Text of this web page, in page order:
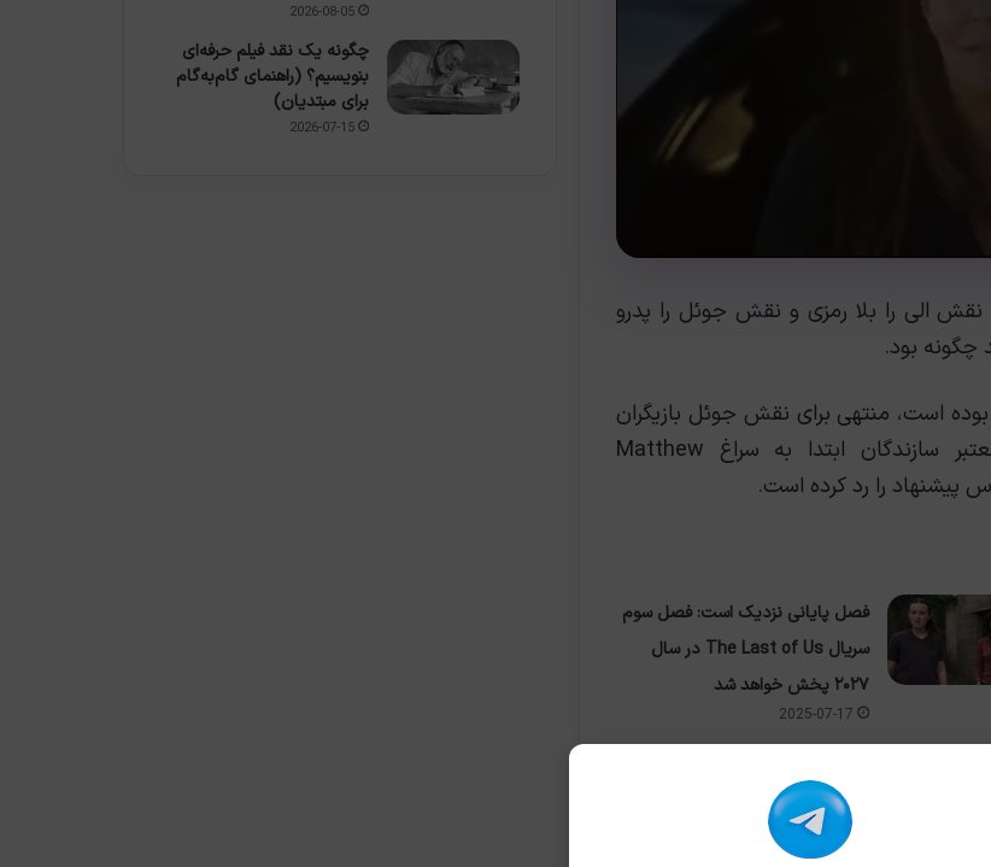
الی را بلا رمزی و نقش جوئل را پدرو
چگونه بود.
است، منتهی برای نقش جوئل بازیگران
دیگری را در نظر داشتند. به نقل از یک منبع معتبر سازندگان ابتدا به سراغ Matthew
فصل پایانی نزدیک است: فصل سوم
سریال The Last of Us در سال
۲۰۲۷ پخش خواهد شد
2025-07-17
2026-08-05
چگونه یک نقد فیلم حرفه‌ای
بنویسیم؟ (راهنمای گام‌به‌گام
برای مبتدیان)
2026-07-15